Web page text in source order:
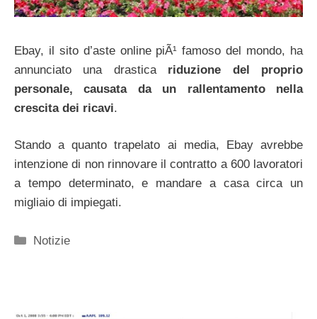
Ebay, il sito d’aste online piÃ¹ famoso del mondo, ha
annunciato una drastica riduzione del proprio
personale, causata da un rallentamento nella
crescita dei ricavi.
Stando a quanto trapelato ai media, Ebay avrebbe
intenzione di non rinnovare il contratto a 600 lavoratori
a tempo determinato, e mandare a casa circa un
migliaio di impiegati.
Categorie
Notizie